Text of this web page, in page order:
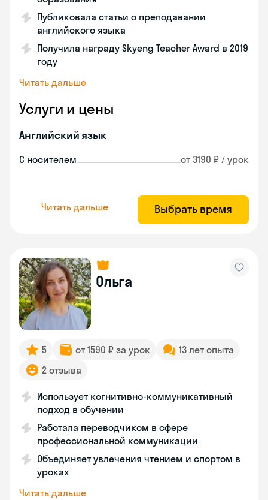
Публиковала статьи о преподавании
английского языка
Получила награду Skyeng Teacher Award в 2019
году
Читать дальше
Услуги и цены
Английский язык
С носителем от 3190 ₽ / урок
Читать дальше Выбрать время
Ольга
5 от 1590 ₽ за урок
13 лет опыта
2 отзыва
Использует когнитивно-коммуникативный
подход в обучении
Работала переводчиком в сфере
профессиональной коммуникации
Объединяет увлечения чтением и спортом в
уроках
Читать дальше